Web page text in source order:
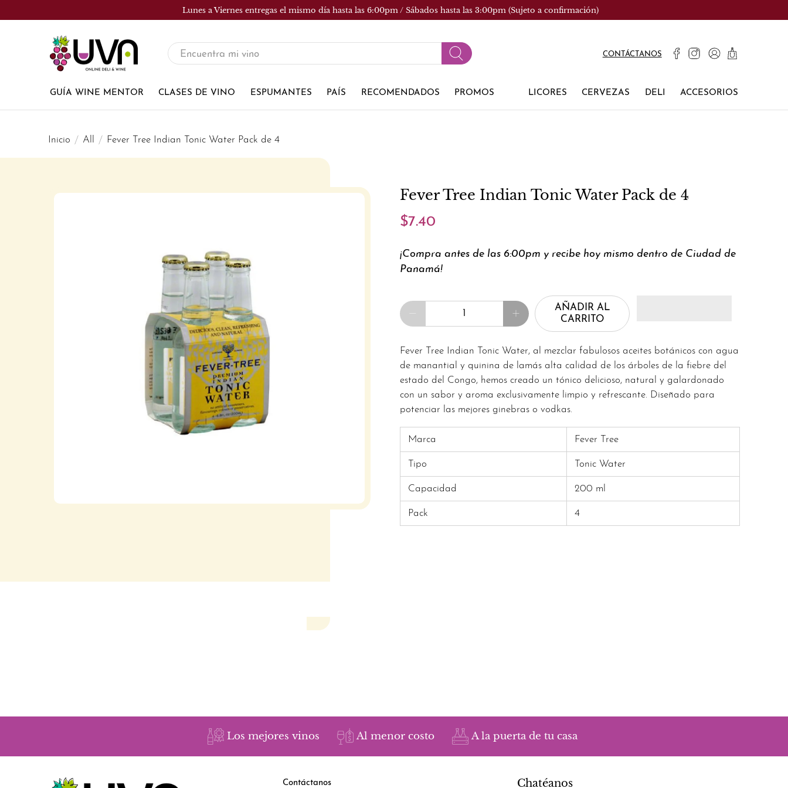
Lunes a Viernes entregas el mismo día hasta las 6:00pm / Sábados hasta las 3:00pm (Sujeto a confirmación)
UVA
Tienda
de
vinos
CONTÁCTANOS
GUÍA WINE MENTOR CLASES DE VINO ESPUMANTES PAÍS RECOMENDADOS PROMOS LICORES CERVEZAS DELI ACCESORIOS
Inicio All Fever Tree Indian Tonic Water Pack de 4
Fever Tree Indian Tonic Water Pack de 4
$7.40
¡Compra antes de las 6:00pm y recibe hoy mismo dentro de Ciudad de
Panamá!
Cantidad
AÑADIR AL
CARRITO
Fever Tree Indian Tonic Water, al mezclar fabulosos aceites botánicos con agua
de manantial y quinina de lamás alta calidad de los árboles de la fiebre del
estado del Congo, hemos creado un tónico delicioso, natural y galardonado
con un sabor y aroma exclusivamente limpio y refrescante. Diseñado para
potenciar las mejores ginebras o vodkas.
Marca Fever Tree
Tipo Tonic Water
Capacidad 200 ml
Pack 4
Los mejores vinos Al menor costo A la puerta de tu casa
Contáctanos Chatéanos